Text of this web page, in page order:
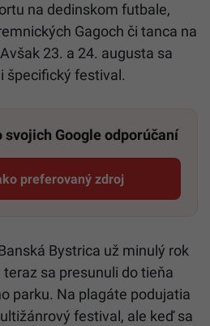
na dedinskom futbale,
Gagoch či tanca na
23. a 24. augusta sa
špecifický festival.
svojich Google odporúčaní
preferovaný zdroj
Startitup, odkaz sa otvorí v
Bystrica už minulý rok
sa presunuli do tieňa
parku. Na plagáte podujatia
festival, ale keď sa